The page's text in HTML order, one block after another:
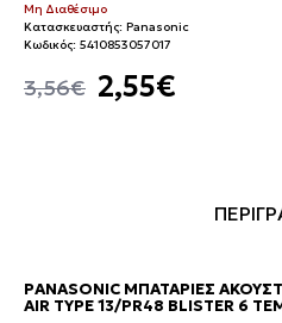
2,55€
3,56€
Μη Διαθέσιμο
Κατασκευαστής: Panasonic
Κωδικός: 5410853057017
PANASONIC ΜΠΑΤΑΡΊΕΣ
AIR TYPE 13/PR48 BLISTER 6